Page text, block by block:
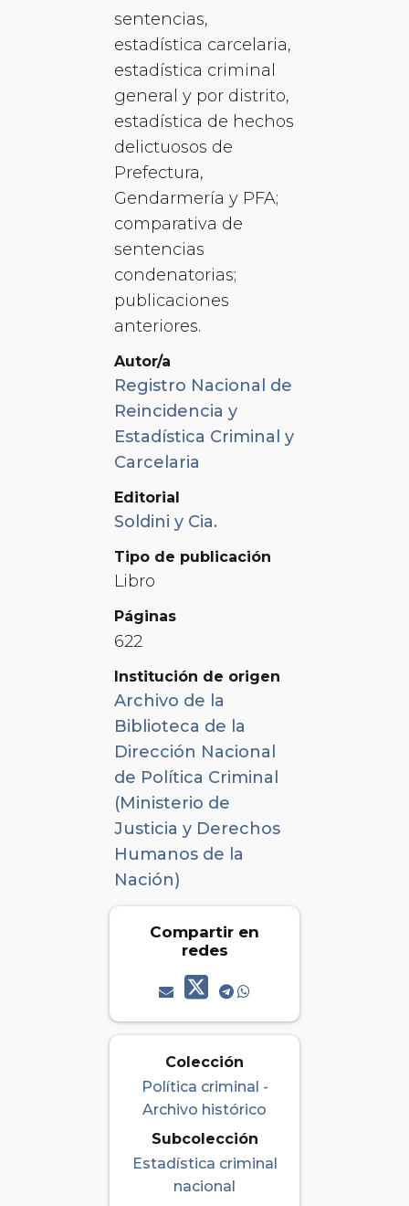
sentencias,
estadística carcelaria,
estadística criminal
general y por distrito,
estadística de hechos
delictuosos de
Prefectura,
Gendarmería y PFA;
comparativa de
sentencias
condenatorias;
publicaciones
anteriores.
Autor/a
Registro Nacional de
Reincidencia y
Estadística Criminal y
Carcelaria
Editorial
Soldini y Cia.
Tipo de publicación
Libro
Páginas
622
Institución de origen
Archivo de la
Biblioteca de la
Dirección Nacional
de Política Criminal
(Ministerio de
Justicia y Derechos
Humanos de la
Nación)
Compartir en
redes
Colección
Política criminal -
Archivo histórico
Subcolección
Estadística criminal
nacional